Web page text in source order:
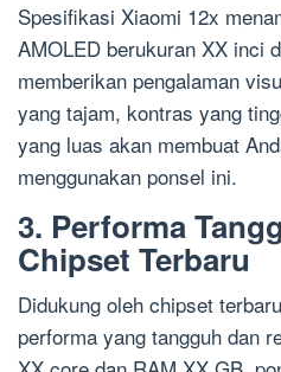
Spesifikasi Xiaomi 12x
AMOLED berukuran XX inci
memberikan pengalaman
yang tajam, kontras yang
yang luas akan membuat
menggunakan ponsel ini.
3. Performa
Chipset Terbaru
Didukung oleh chipset
performa yang tangguh dan